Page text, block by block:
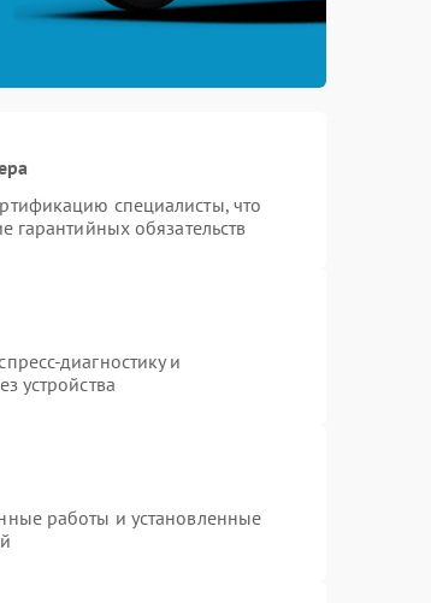
специалисты, что
гарантийных обязательств
диагностику и
устройства
работы и установленные